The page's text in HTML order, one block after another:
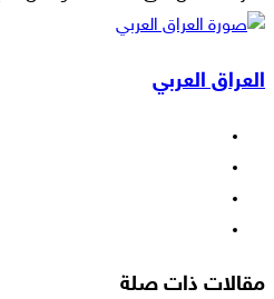
فيسبوك
‫X
ماسنجر
ماسنجر
واتساب
تيلقرام
ڤايبر
لاين
مشاركة
البريد
طباعة
العراق العربي
مقالات ذات صلة